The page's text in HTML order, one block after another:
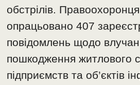
обстрілів.
опрацьовано 407
повідомлень щодо
пошкодження житлового
підприємств та об’єктів